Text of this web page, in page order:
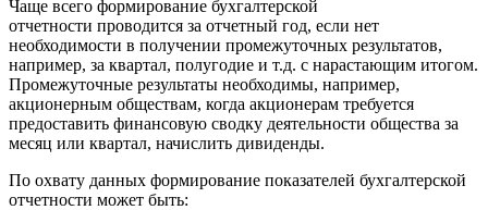
Чаще всего формирование бухгалтерской
отчетности проводится за отчетный год, если нет
необходимости в получении промежуточных результатов,
например, за квартал, полугодие и т.д. с нарастающим итогом.
Промежуточные результаты необходимы, например,
акционерным обществам, когда акционерам требуется
предоставить финансовую сводку деятельности общества за
месяц или квартал, начислить дивиденды.
По охвату данных формирование показателей бухгалтерской
отчетности может быть: